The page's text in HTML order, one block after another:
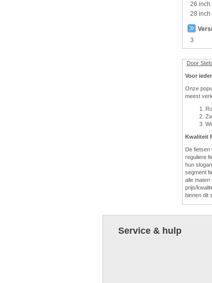
26 inch
28 inch
3
Door
Voor
Onze
meest
Kwaliteit
De fietsen
reguliere
hun
segment
alle maten
prijs/
binnen dit
Service & hulp